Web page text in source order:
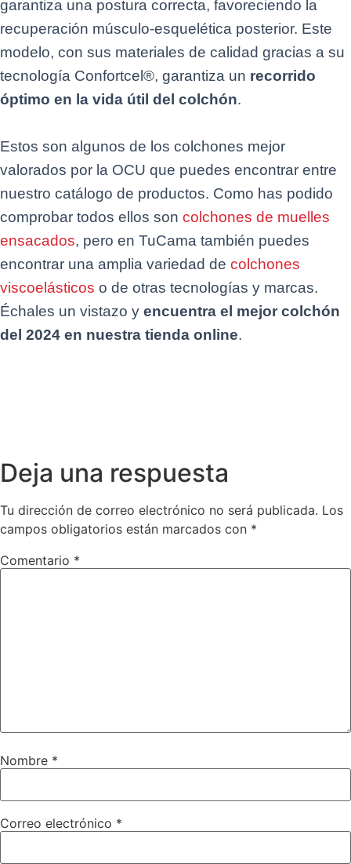
garantiza una postura correcta, favoreciendo la
recuperación músculo-esquelética posterior. Este
modelo, con sus materiales de calidad gracias a su
tecnología Confortcel®, garantiza un recorrido
óptimo en la vida útil del colchón.
Estos son algunos de los colchones mejor
valorados por la OCU que puedes encontrar entre
nuestro catálogo de productos. Como has podido
comprobar todos ellos son colchones de muelles
ensacados, pero en TuCama también puedes
encontrar una amplia variedad de colchones
viscoelásticos o de otras tecnologías y marcas.
Échales un vistazo y encuentra el mejor colchón
del 2024 en nuestra tienda online.
Deja una respuesta
Tu dirección de correo electrónico no será publicada. Los
campos obligatorios están marcados con *
Comentario *
Nombre *
Correo electrónico *